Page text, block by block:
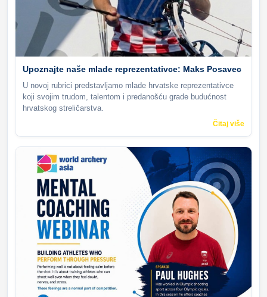
Upoznajte naše mlade reprezentativce: Maks Posavec
U novoj rubrici predstavljamo mlade hrvatske reprezentativce
koji svojim trudom, talentom i predanošću grade budućnost
hrvatskog streličarstva.
Čitaj više